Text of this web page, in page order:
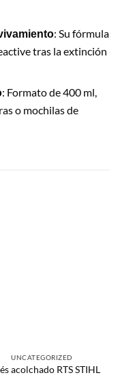
: Su fórmula
tras la extinción
: Formato de 400 ml,
o mochilas de
UNCATEGORIZED
acolchado RTS STIHL